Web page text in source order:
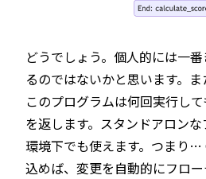
どうでしょう。個人的には一
るのではないかと思います。
このプログラムは何回実行し
を返します。スタンドアロン
環境下でも使えます。つまり
込めば、変更を自動的にフロ